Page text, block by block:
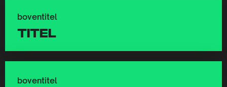
boventitel
titel
boventitel